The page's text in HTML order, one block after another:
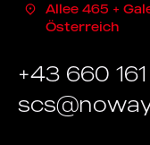
Allee 465 +
Österreich
+43 660